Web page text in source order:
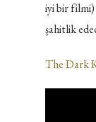
iyi bir filmi)
şahitlik
The Dark